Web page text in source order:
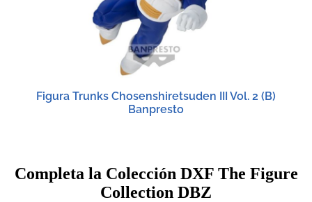
Figura Trunks Chosenshiretsuden III Vol. 2 (B)
Banpresto
Completa la Colección DXF The Figure
Collection DBZ